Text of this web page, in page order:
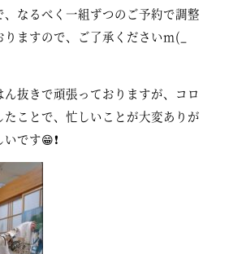
なるべく一組ずつのご予約で調整
ますので、ご了承くださいm(_
抜きで頑張っておりますが、コロ
ことで、忙しいことが大変ありが
です😁❗